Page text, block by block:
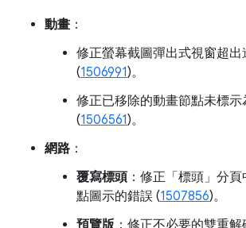
動畫 ：
修正螢幕截圖彈出式視窗超出
(1506991)。
修正已移除的動畫節點未標
(1506561)。
網路 ：
覆寫標頭 ：修正「標頭」 分頁
點圖示的錯誤 (1507856)。
預覽版 ：修正不必要的雙重解